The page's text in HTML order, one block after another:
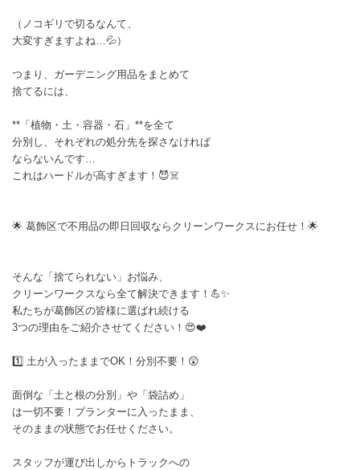
（ノコギリで切るなんて、
大変すぎますよね…💦）
​つまり、ガーデニング用品をまとめて
捨てるには、
**「植物・土・容器・石」**を全て
分別し、それぞれの処分先を探さなければ
ならないんです…
これはハードルが高すぎます！😈☠️
​🌟 葛飾区で不用品の即日回収ならクリーンワークスにお任せ！🌟
​そんな「捨てられない」お悩み、
クリーンワークスなら全て解決できます！💪✨
​私たちが葛飾区の皆様に選ばれ続ける
3つの理由をご紹介させてください！😍❤️
​1️⃣ 土が入ったままでOK！分別不要！😲
​面倒な「土と根の分別」や「袋詰め」
は一切不要！プランターに入ったまま、
そのままの状態でお任せください。
スタッフが運び出しからトラックへの